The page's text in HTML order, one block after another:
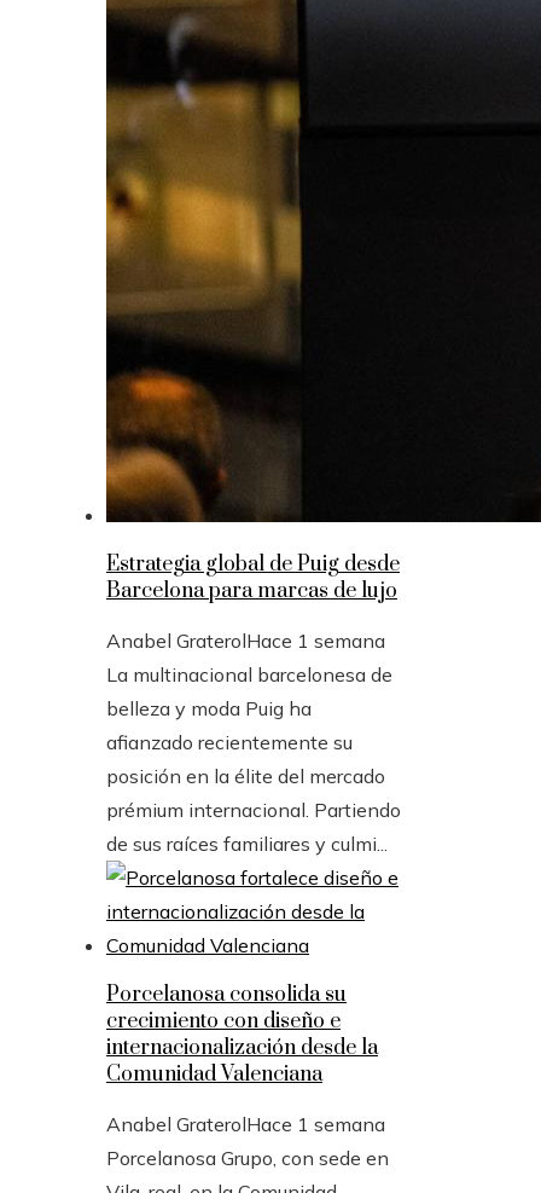
Estrategia global de Puig desde
Barcelona para marcas de lujo
Anabel GraterolHace 1 semana
La multinacional barcelonesa de
belleza y moda Puig ha
afianzado recientemente su
posición en la élite del mercado
prémium internacional. Partiendo
de sus raíces familiares y culmi...
Porcelanosa consolida su
crecimiento con diseño e
internacionalización desde la
Comunidad Valenciana
Anabel GraterolHace 1 semana
Porcelanosa Grupo, con sede en